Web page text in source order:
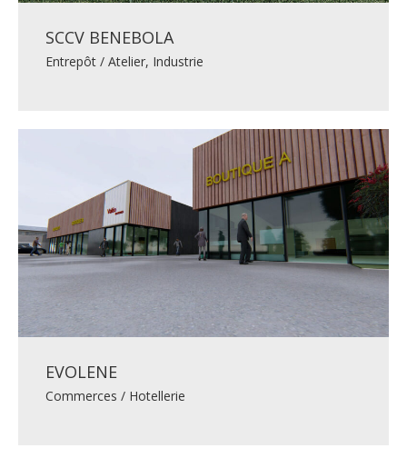
SCCV BENEBOLA
Entrepôt / Atelier, Industrie
EVOLENE
Commerces / Hotellerie